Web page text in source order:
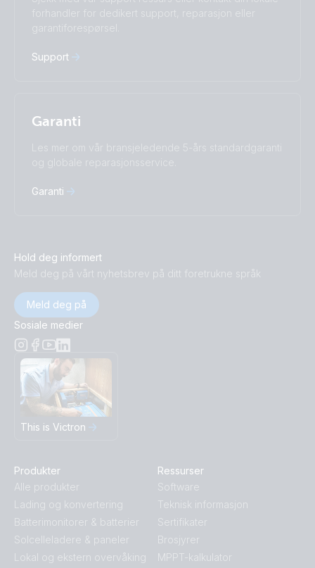
Русский
Українська
中國人
forhandler for dedikert support, reparasjon eller
garantiforespørsel.
Support
Garanti
Les mer om vår bransjeledende 5-års standardgaranti
og globale reparasjonsservice.
Garanti
Hold deg informert
Meld deg på vårt nyhetsbrev på ditt foretrukne språk
Meld deg på
Sosiale medier
This is Victron
Produkter
Alle produkter
Lading og konvertering
Batterimonitorer & batterier
Solcelleladere & paneler
Lokal og ekstern overvåking
Ressurser
Software
Teknisk informasjon
Sertifikater
Brosjyrer
MPPT-kalkulator